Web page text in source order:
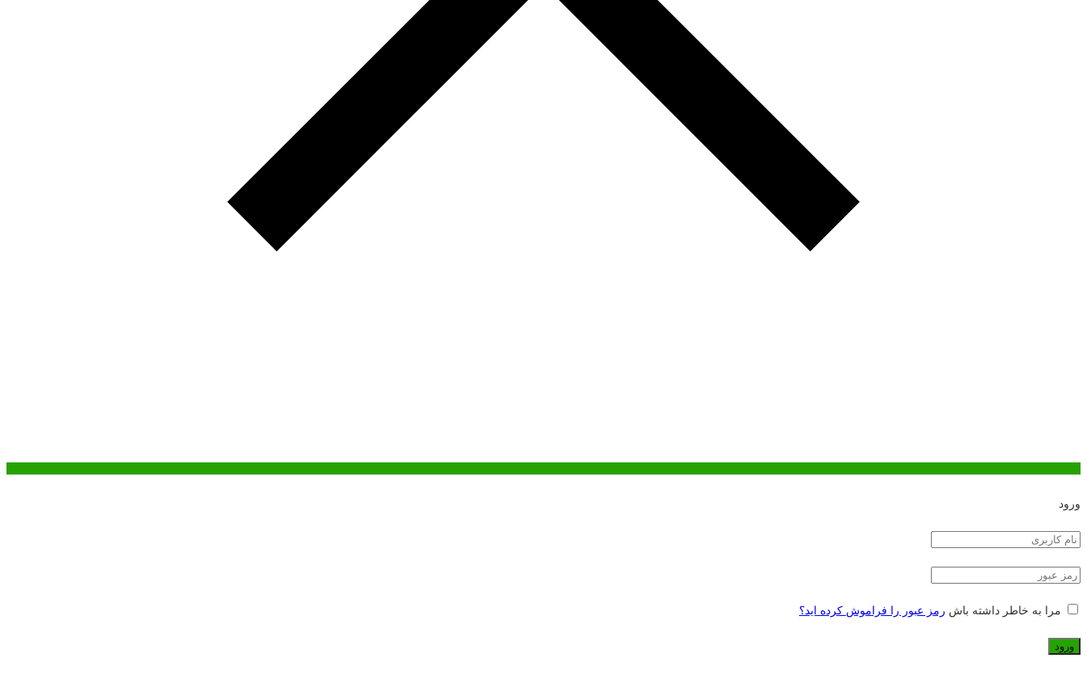
ورود
مرا به خاطر داشته باش رمز عبور را فراموش کرده اید؟